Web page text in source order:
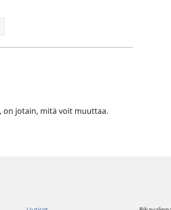
on jotain, mitä voit muuttaa.